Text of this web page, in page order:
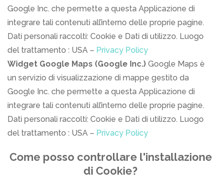
Google Inc. che permette a questa Applicazione di
integrare tali contenuti all’interno delle proprie pagine.
Dati personali raccolti: Cookie e Dati di utilizzo. Luogo
del trattamento : USA – Privacy Policy
Widget Google Maps (Google Inc.) Google Maps è
un servizio di visualizzazione di mappe gestito da
Google Inc. che permette a questa Applicazione di
integrare tali contenuti all’interno delle proprie pagine.
Dati personali raccolti: Cookie e Dati di utilizzo. Luogo
del trattamento : USA – Privacy Policy
Come posso controllare l'installazione
di Cookie?